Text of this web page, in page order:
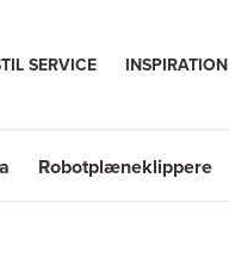
SERVICE INSPIRATION
Robotplæneklippere